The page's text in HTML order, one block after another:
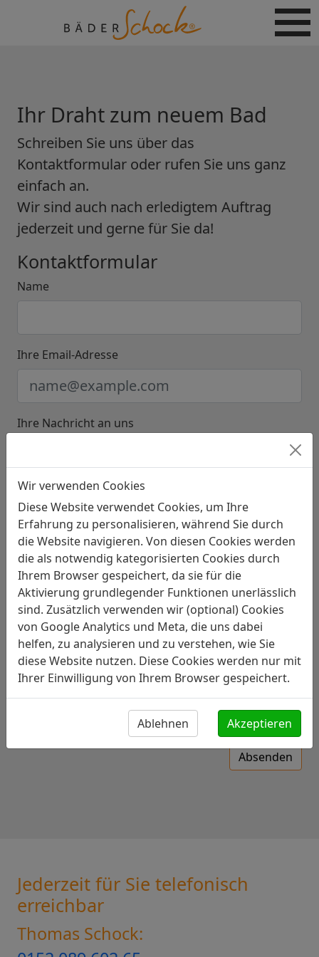
Ihr Draht zum neuem Bad
Schreiben Sie uns über das
Kontaktformular oder rufen Sie uns ganz
einfach an.
Wir sind auch nach erledigtem Auftrag
jederzeit und gerne für Sie da!
Kontaktformular
Name
Ihre Email-Adresse
Ihre Nachricht an uns
Wie sind Sie auf uns aufmerksam geworden?
Absenden
Jederzeit für Sie telefonisch
erreichbar
Thomas Schock:
Wir verwenden Cookies
Diese Website verwendet Cookies, um Ihre
Erfahrung zu personalisieren, während Sie durch
die Website navigieren. Von diesen Cookies werden
die als notwendig kategorisierten Cookies durch
Ihrem Browser gespeichert, da sie für die
Aktivierung grundlegender Funktionen unerlässlich
sind. Zusätzlich verwenden wir (optional) Cookies
von Google Analytics und Meta, die uns dabei
helfen, zu analysieren und zu verstehen, wie Sie
diese Website nutzen. Diese Cookies werden nur mit
Ihrer Einwilligung von Ihrem Browser gespeichert.
Ablehnen Akzeptieren